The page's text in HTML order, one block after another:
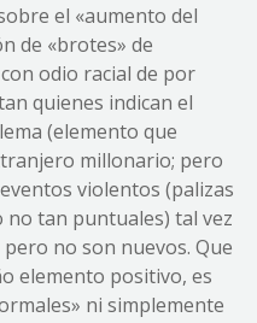
el «aumento del
de «brotes» de
odio racial de por
quienes indican el
(elemento que
millonario; pero
violentos (palizas
no tan puntuales) tal vez
no son nuevos. Que
elemento positivo, es
ni simplemente